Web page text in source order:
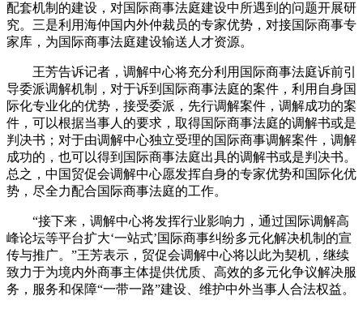
配套机制的建设，对国际商事法庭建设中所遇到的问题开展研
究。三是利用海仲国内外仲裁员的专家优势，对接国际商事专
家库，为国际商事法庭建设输送人才资源。
王芳告诉记者，调解中心将充分利用国际商事法庭诉前引
导委派调解机制，对于诉到国际商事法庭的案件，利用自身国
际化专业化的优势，接受委派，先行调解案件，调解成功的案
件，可以根据当事人的要求，取得国际商事法庭的调解书或是
判决书；对于由调解中心独立受理的国际商事调解案件，调解
成功的，也可以得到国际商事法庭出具的调解书或是判决书。
总之，中国贸促会调解中心愿发挥自身的专家优势和国际化优
势，尽全力配合国际商事法庭的工作。
“接下来，调解中心将发挥行业影响力，通过国际调解高
峰论坛等平台扩大‘一站式’国际商事纠纷多元化解决机制的宣
传与推广。”王芳表示，贸促会调解中心将以此为契机，继续
致力于为境内外商事主体提供优质、高效的多元化争议解决服
务，服务和保障“一带一路”建设、维护中外当事人合法权益。